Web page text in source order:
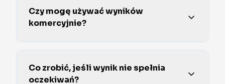
Czy mogę używać wyników
komercyjnie?
Co zrobić, jeśli wynik nie spełnia
oczekiwań?